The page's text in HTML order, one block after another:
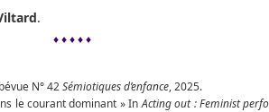
.
♦ ♦ ♦ ♦ ♦
N° 42Sémiotiques d’enfance, 2025.
le courant dominant » InActing out : Feminist